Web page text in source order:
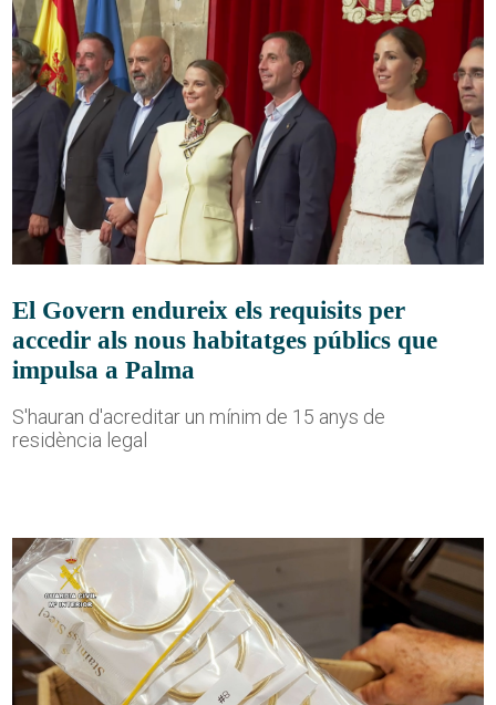
El Govern endureix els requisits per
accedir als nous habitatges públics que
impulsa a Palma
S'hauran d'acreditar un mínim de 15 anys de
residència legal